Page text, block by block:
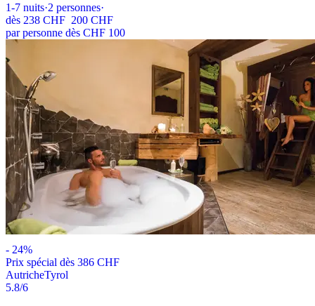
1-7 nuits·2 personnes·
dès 238 CHF 200 CHF
par personne dès CHF 100
- 24%
Prix ​​spécial dès 386 CHF
AutricheTyrol
5.8/6